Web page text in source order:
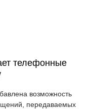
телефонные
возможность
передаваемых